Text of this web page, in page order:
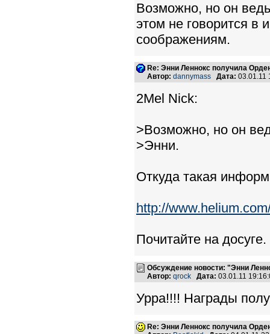
Возможно, но он
этом не говорится в
соображениям.
Re: Энни Леннокс получила
Автор: dannymass Дата:
2Mel Nick:
>Возможно, но он
>Энни.
Откуда такая
http://
Почитайте на досуге.
Обсуждение новости: "Энни
Автор: qrock Дата: 03.01.11
Урра!!!! Награды
Re: Энни Леннокс получила